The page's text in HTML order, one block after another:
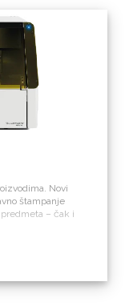
Novi
štampanje
– čak i